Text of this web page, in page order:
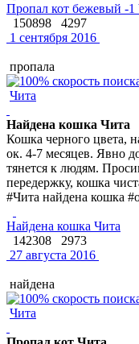
Пропал кот бежевый -1
150898
4297
1 сентября 2016
пропала
Чита
Найдена кошка Чита
Кошка черного цвета,
ок. 4-7 месяцев. Явно
тянется к людям.
передержку, кошка
#Чита найдена кошка
Найдена кошка Чита
142308
2973
27 августа 2016
найдена
Чита